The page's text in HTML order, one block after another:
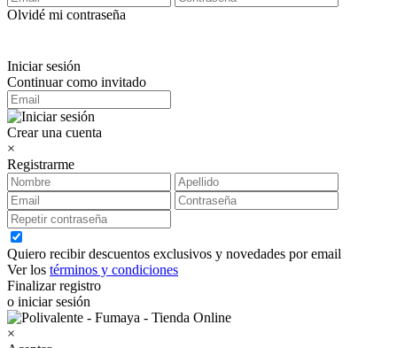
Olvidé mi contraseña
Iniciar sesión
Continuar como invitado
Crear una cuenta
×
Registrarme
Quiero recibir descuentos exclusivos y novedades por email
Ver los términos y condiciones
Finalizar registro
o iniciar sesión
×